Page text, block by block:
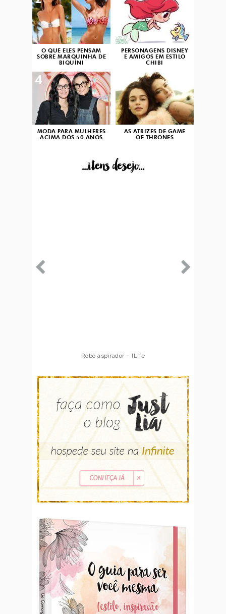
O QUE ELES PENSAM
SOBRE MARQUINHA DE
BIQUÍNI
PERSONAGENS DISNEY
E AMIGOS EM ESTILO
CHIBI
MODA PARA MULHERES
ACIMA DOS 50 ANOS
4
AS ATRIZES DE GAME
OF THRONES
...itens desejo...
Robô aspirador – ILife